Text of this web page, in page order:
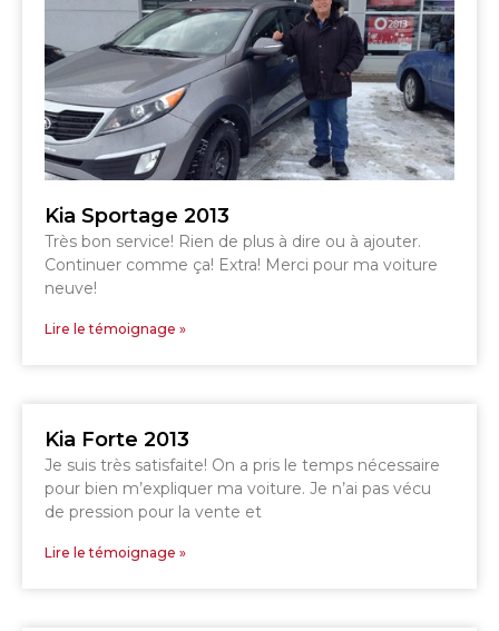
Kia Sportage 2013
Très bon service! Rien de plus à dire ou à ajouter.
Continuer comme ça! Extra! Merci pour ma voiture
neuve!
Lire le témoignage »
Kia Forte 2013
Je suis très satisfaite! On a pris le temps nécessaire
pour bien m’expliquer ma voiture. Je n’ai pas vécu
de pression pour la vente et
Lire le témoignage »
819 564-2196
GRANBY
DRUMMONDVILLE
ESTRIE
SHERBROOKE
GRANBY
SHERBROOKE